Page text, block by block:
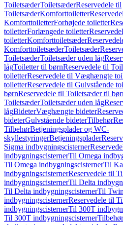
ToiletsæderToiletsæderReservedele til
ToiletsæderKomforttoiletter
KomforttoiletterForhøjede toiletter
toiletterForlængede toiletter
toiletterKomforttoiletsæder
KomforttoiletsæderToiletsæder
ToiletsæderToiletsæder uden låg
lågToiletter til børnReservedele til
toiletterReservedele til Væghængte
toiletterReservedele til Gulvstående
børnReservedele til Toiletsæder til
ToiletsæderToiletsæder uden låg
lågBideterVæghængte bideter
bideterGulvstående bideterTilbehør
TilbehørBetjeningsplader og WC-
skyllestyringerBetjeningsplader
Sigma indbygningscisterner
indbygningscisternerTil Omega
Til Omega indbygningscisternerTil
indbygningscisternerReservedele til
indbygningscisternerTil Delta
Til Delta indbygningscisternerTil
indbygningscisternerReservedele til
indbygningscisternerTil 300T
Til 300T indbygningscisternerTilbehør